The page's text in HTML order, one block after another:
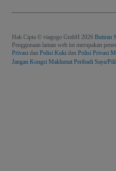
Hak Cipta © viagogo GmbH 2026 Butiran
Penggunaan laman web ini merupakan
Privasi dan Polisi Kuki dan Polisi Privasi
Jangan Kongsi Maklumat Peribadi Saya/